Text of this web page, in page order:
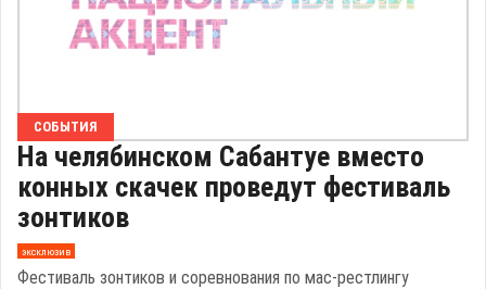
СОБЫТИЯ
На челябинском Сабантуе вместо
конных скачек проведут фестиваль
зонтиков
эксклюзив
Фестиваль зонтиков и соревнования по мас-рестлингу